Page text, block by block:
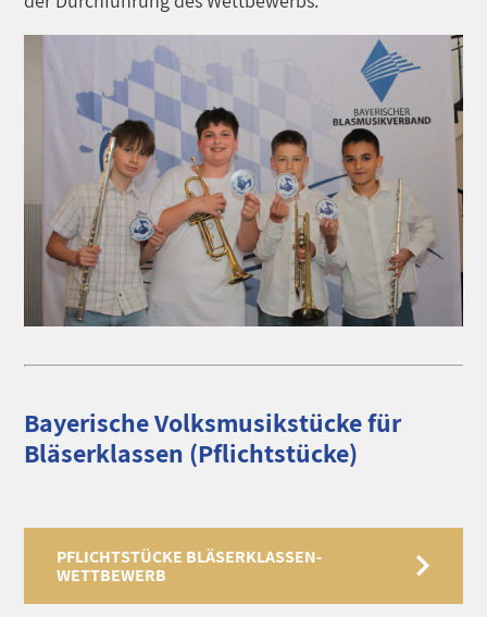
Bayerische Volksmusikstücke für
Bläserklassen (Pflichtstücke)
PFLICHTSTÜCKE BLÄSERKLASSEN-
WETTBEWERB